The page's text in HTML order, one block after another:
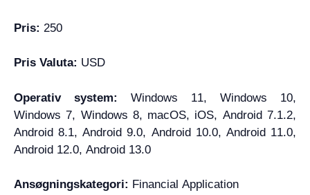
Pris: 250
Pris Valuta: USD
Operativ system: Windows 11, Windows 10,
Windows 7, Windows 8, macOS, iOS, Android 7.1.2,
Android 8.1, Android 9.0, Android 10.0, Android 11.0,
Android 12.0, Android 13.0
Ansøgningskategori: Financial Application